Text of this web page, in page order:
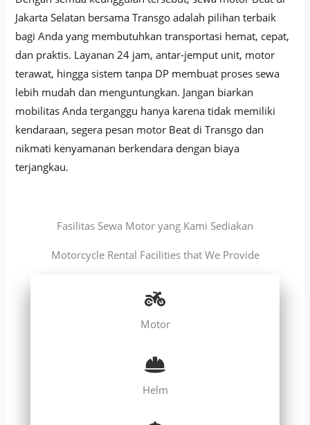
Jakarta Selatan bersama Transgo adalah pilihan terbaik
bagi Anda yang membutuhkan transportasi hemat, cepat,
dan praktis. Layanan 24 jam, antar-jemput unit, motor
terawat, hingga sistem tanpa DP membuat proses sewa
lebih mudah dan menguntungkan. Jangan biarkan
mobilitas Anda terganggu hanya karena tidak memiliki
kendaraan, segera pesan motor Beat di Transgo dan
nikmati kenyamanan berkendara dengan biaya
terjangkau.
Fasilitas Sewa Motor yang Kami Sediakan
Motorcycle Rental Facilities that We Provide
Motor
Helm